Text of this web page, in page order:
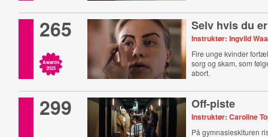
265
Awards
2025
Selv hvis du
Instruktør: Ingvild
Fire unge kvinder
sorg og skam, som
abort.
299 Off-piste
Instruktør: Caroline
På gymnasieskituren